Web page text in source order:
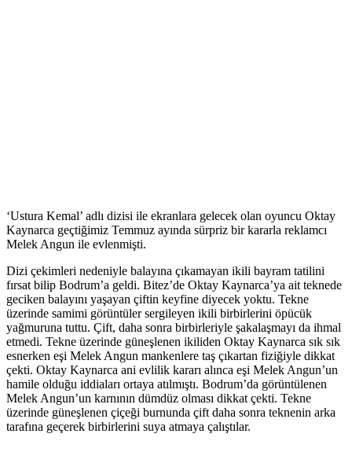
‘Ustura Kemal’ adlı dizisi ile ekranlara gelecek olan oyuncu Oktay
Kaynarca geçtiğimiz Temmuz ayında sürpriz bir kararla reklamcı
Melek Angun ile evlenmişti.
Dizi çekimleri nedeniyle balayına çıkamayan ikili bayram tatilini
fırsat bilip Bodrum’a geldi. Bitez’de Oktay Kaynarca’ya ait teknede
geciken balayını yaşayan çiftin keyfine diyecek yoktu. Tekne
üzerinde samimi görüntüler sergileyen ikili birbirlerini öpücük
yağmuruna tuttu. Çift, daha sonra birbirleriyle şakalaşmayı da ihmal
etmedi. Tekne üzerinde güneşlenen ikiliden Oktay Kaynarca sık sık
esnerken eşi Melek Angun mankenlere taş çıkartan fiziğiyle dikkat
çekti. Oktay Kaynarca ani evlilik kararı alınca eşi Melek Angun’un
hamile olduğu iddiaları ortaya atılmıştı. Bodrum’da görüntülenen
Melek Angun’un karnının dümdüz olması dikkat çekti. Tekne
üzerinde güneşlenen çiçeği burnunda çift daha sonra teknenin arka
tarafına geçerek birbirlerini suya atmaya çalıştılar.